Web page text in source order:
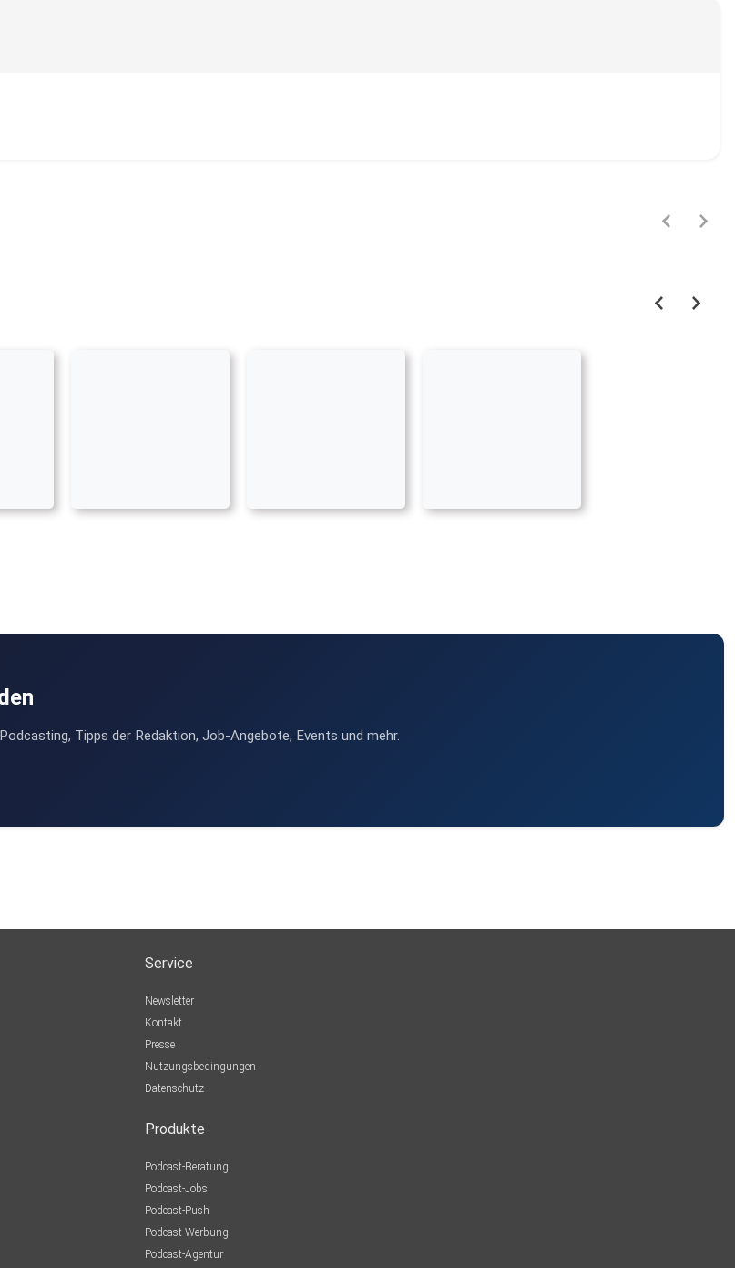
Tipps der Redaktion, Job-Angebote, Events und mehr.
Service
Newsletter
Kontakt
Presse
Nutzungsbedingungen
Datenschutz
Produkte
Podcast-Beratung
Podcast-Jobs
Podcast-Push
Podcast-Werbung
Podcast-Agentur